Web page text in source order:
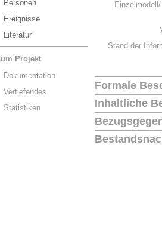
Personen
Ereignisse
Literatur
Projekt
Dokumentation
Vertiefendes
Statistiken
Stand der
Formale
Inhaltliche